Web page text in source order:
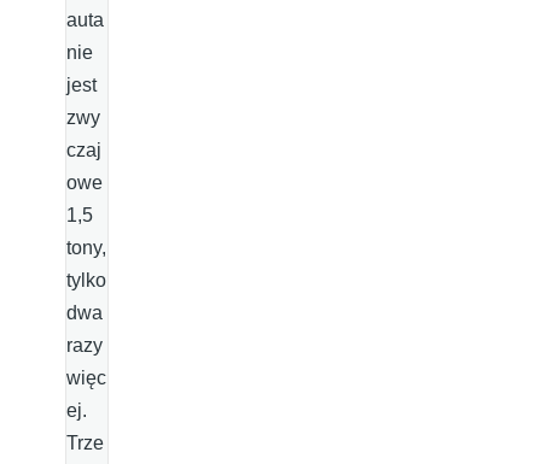
auta
nie
jest
zwy
czaj
owe
1,5
tony,
tylko
dwa
razy
więc
ej.
Trze